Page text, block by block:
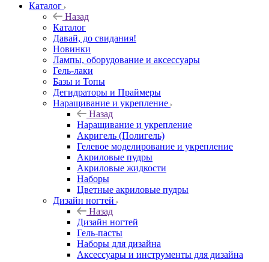
Каталог
Назад
Каталог
Давай, до свидания!
Новинки
Лампы, оборудование и аксессуары
Гель-лаки
Базы и Топы
Дегидраторы и Праймеры
Наращивание и укрепление
Назад
Наращивание и укрепление
Акригель (Полигель)
Гелевое моделирование и укрепление
Акриловые пудры
Акриловые жидкости
Наборы
Цветные акриловые пудры
Дизайн ногтей
Назад
Дизайн ногтей
Гель-пасты
Наборы для дизайна
Аксессуары и инструменты для дизайна